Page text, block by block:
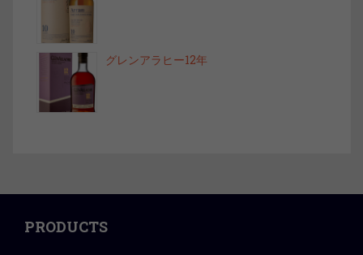
グレンアラヒー12年
PRODUCTS